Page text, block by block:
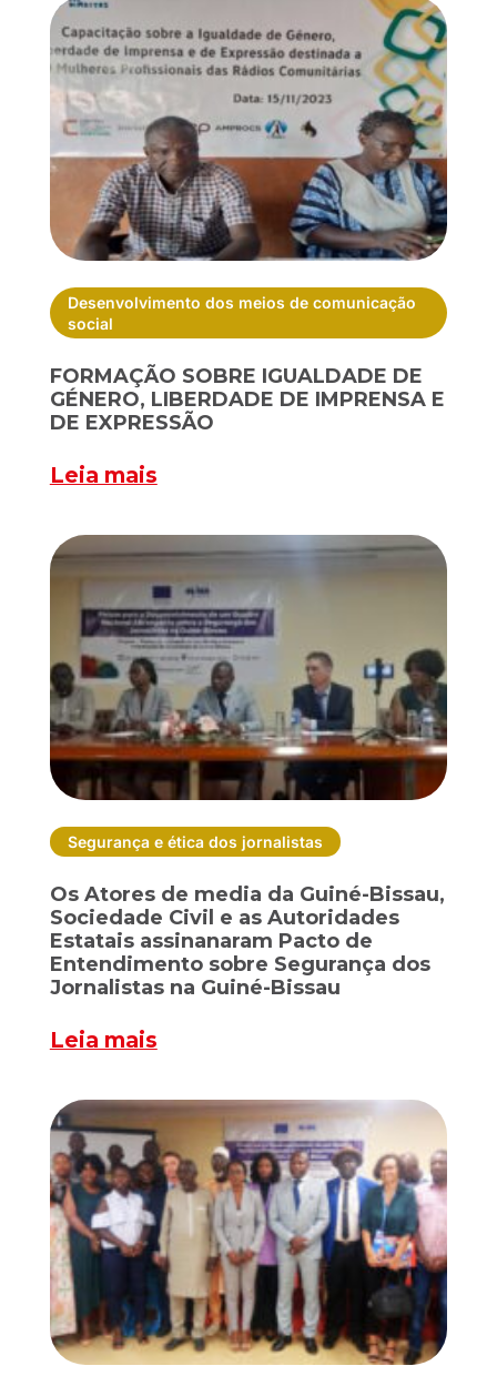
Desenvolvimento dos meios de comunicação
social
FORMAÇÃO SOBRE IGUALDADE DE
GÉNERO, LIBERDADE DE IMPRENSA E
DE EXPRESSÃO
Leia mais
Segurança e ética dos jornalistas
Os Atores de media da Guiné-Bissau,
Sociedade Civil e as Autoridades
Estatais assinanaram Pacto de
Entendimento sobre Segurança dos
Jornalistas na Guiné-Bissau
Leia mais